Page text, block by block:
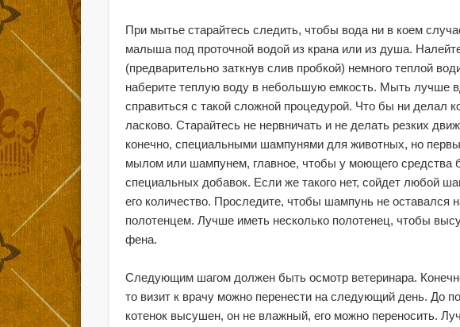
При мытье старайтесь следить, чтобы вода ни в коем
малыша под проточной водой из крана или из душа.
(предварительно заткнув слив пробкой) немного теплой
наберите теплую воду в небольшую емкость. Мыть лучше
справиться с такой сложной процедурой. Что бы ни делал
ласково. Старайтесь не нервничать и не делать резких
конечно, специальными шампунями для животных, но
мылом или шампунем, главное, чтобы у моющего средства
специальных добавок. Если же такого нет, сойдет любой
его количество. Проследите, чтобы шампунь не оставался
полотенцем. Лучше иметь несколько полотенец, чтобы
фена.
Следующим шагом должен быть осмотр ветеринара.
то визит к врачу можно перенести на следующий день. До
котенок высушен, он не влажный, его можно переносить.